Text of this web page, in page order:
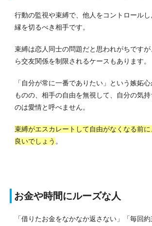
行動の監視や束縛で、他人をコントロール
縁を切るべき相手です。
束縛は恋人同士の問題だと思われがちです
ら交友関係を制限されるケースもあります。
「自分が常に一番でありたい」という嫉妬
ものの、相手の自由を無視して、自分の気
のは愛情と呼べません。
束縛がエスカレートして自由がなくなる前
良いでしょう 。
お金や時間にルーズな人
「借りたお金をなかなか返さない」「毎回